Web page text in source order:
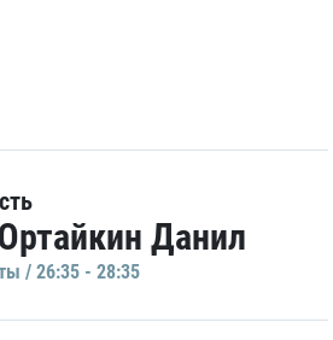
Данил
/ 26:35 - 28:35